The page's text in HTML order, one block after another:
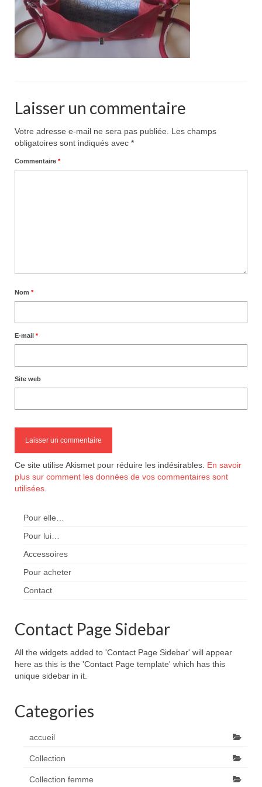
Pour acheter
Contact
Laisser un commentaire
Votre adresse e-mail ne sera pas publiée.
Les champs
obligatoires sont indiqués avec *
Commentaire *
Nom *
E-mail *
Site web
Ce site utilise Akismet pour réduire les indésirables. En savoir
plus sur comment les données de vos commentaires sont
utilisées
Pour elle…
Pour lui…
Accessoires
Pour acheter
Contact
Contact Page Sidebar
All the widgets added to 'Contact Page Sidebar' will appear
here as this is the 'Contact Page template' which has this
unique sidebar in it.
Categories
accueil
Collection
Collection femme